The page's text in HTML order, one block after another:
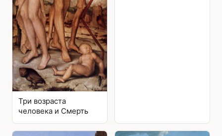
Три возраста
человека и Смерть